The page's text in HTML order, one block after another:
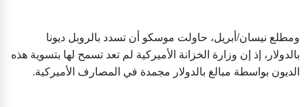
ومطلع نيسان/أبريل، حاولت موسكو أن تسدد بالروبل ديونا
بالدولار، إذ إن وزارة الخزانة الأميركية لم تعد تسمح لها بتسوية هذه
الديون بواسطة مبالغ بالدولار مجمدة في المصارف الأميركية.